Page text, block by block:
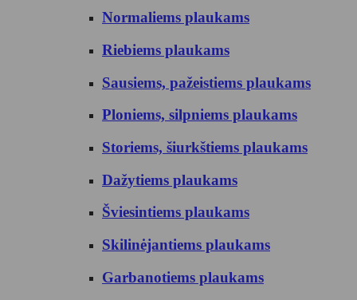
Normaliems plaukams
Riebiems plaukams
Sausiems, pažeistiems plaukams
Ploniems, silpniems plaukams
Storiems, šiurkštiems plaukams
Dažytiems plaukams
Šviesintiems plaukams
Skilinėjantiems plaukams
Garbanotiems plaukams